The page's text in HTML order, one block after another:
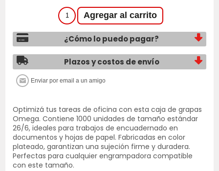
¿Cómo lo puedo pagar?
Plazos y costos de envío
Optimizá tus tareas de oficina con esta caja de grapas
Omega. Contiene 1000 unidades de tamaño estándar
26/6, ideales para trabajos de encuadernado en
documentos y hojas de papel. Fabricadas en color
plateado, garantizan una sujeción firme y duradera.
Perfectas para cualquier engrampadora compatible
con este tamaño.